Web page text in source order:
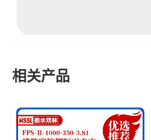
相关产品